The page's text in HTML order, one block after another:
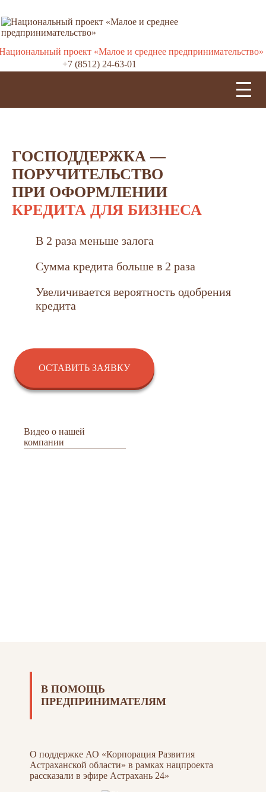
+7 (8512) 24-63-01
ГОСПОДДЕРЖКА —
ПОРУЧИТЕЛЬСТВО
ПРИ ОФОРМЛЕНИИ
КРЕДИТА ДЛЯ БИЗНЕСА
В 2 раза меньше залога
Сумма кредита больше в 2 раза
Увеличивается вероятность одобрения
кредита
ОСТАВИТЬ ЗАЯВКУ
Видео о нашей
компании
В ПОМОЩЬ
ПРЕДПРИНИМАТЕЛЯМ
О поддержке АО «Корпорация Развития
Астраханской области» в рамках нацпроекта
рассказали в эфире Астрахань 24»